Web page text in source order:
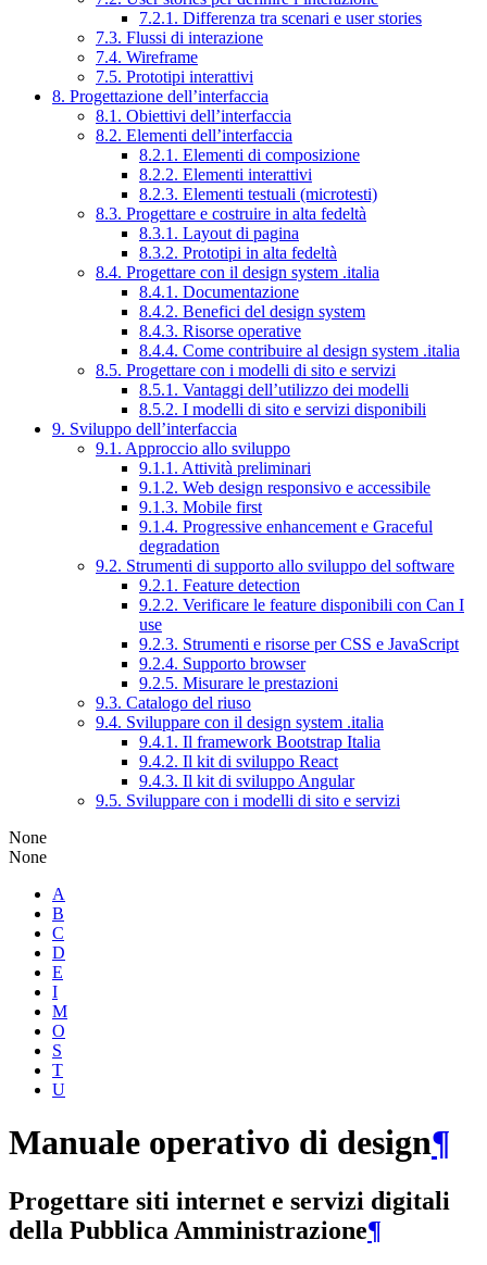
7.2.1. Differenza tra scenari e user stories
7.3. Flussi di interazione
7.4. Wireframe
7.5. Prototipi interattivi
8. Progettazione dell’interfaccia
8.1. Obiettivi dell’interfaccia
8.2. Elementi dell’interfaccia
8.2.1. Elementi di composizione
8.2.2. Elementi interattivi
8.2.3. Elementi testuali (microtesti)
8.3. Progettare e costruire in alta fedeltà
8.3.1. Layout di pagina
8.3.2. Prototipi in alta fedeltà
8.4. Progettare con il design system .italia
8.4.1. Documentazione
8.4.2. Benefici del design system
8.4.3. Risorse operative
8.4.4. Come contribuire al design system .italia
8.5. Progettare con i modelli di sito e servizi
8.5.1. Vantaggi dell’utilizzo dei modelli
8.5.2. I modelli di sito e servizi disponibili
9. Sviluppo dell’interfaccia
9.1. Approccio allo sviluppo
9.1.1. Attività preliminari
9.1.2. Web design responsivo e accessibile
9.1.3. Mobile first
9.1.4. Progressive enhancement e Graceful
degradation
9.2. Strumenti di supporto allo sviluppo del software
9.2.1. Feature detection
9.2.2. Verificare le feature disponibili con Can I
use
9.2.3. Strumenti e risorse per CSS e JavaScript
9.2.4. Supporto browser
9.2.5. Misurare le prestazioni
9.3. Catalogo del riuso
9.4. Sviluppare con il design system .italia
9.4.1. Il framework Bootstrap Italia
9.4.2. Il kit di sviluppo React
9.4.3. Il kit di sviluppo Angular
9.5. Sviluppare con i modelli di sito e servizi
None
None
A
B
C
D
E
I
M
O
S
T
U
Manuale operativo di design¶
Progettare siti internet e servizi digitali
della Pubblica Amministrazione¶